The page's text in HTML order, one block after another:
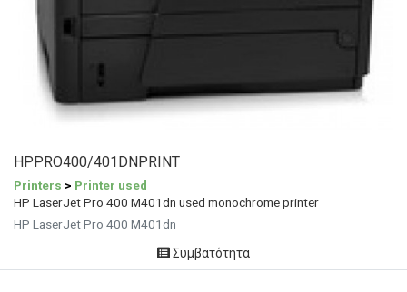
HPPRO400/401DNPRINT
Printers > Printer used
HP LaserJet Pro 400 M401dn used monochrome printer
HP LaserJet Pro 400 M401dn
Συμβατότητα